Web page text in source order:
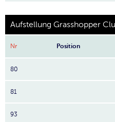
Aufstellung Grasshopper
Nr Position
80
81
93